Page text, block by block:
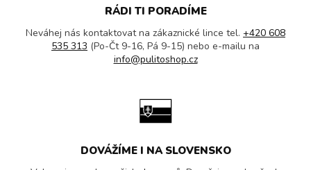
RÁDI TI PORADÍME
Neváhej nás kontaktovat na zákaznické lince tel. +420 608
535 313 (Po-Čt 9-16, Pá 9-15) nebo e-mailu na
info@pulitoshop.cz
DOVÁŽÍME I NA SLOVENSKO